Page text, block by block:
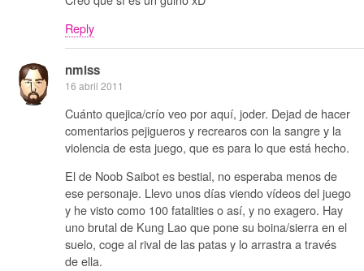
Reply
nmlss
16 abril 2011
Cuánto quejica/crío veo por aquí, joder. Dejad de hacer
comentarios pejigueros y recrearos con la sangre y la
violencia de esta juego, que es para lo que está hecho.
El de Noob Saibot es bestial, no esperaba menos de
ese personaje. Llevo unos días viendo vídeos del juego
y he visto como 100 fatalities o así, y no exagero. Hay
uno brutal de Kung Lao que pone su boina/sierra en el
suelo, coge al rival de las patas y lo arrastra a través
de ella.